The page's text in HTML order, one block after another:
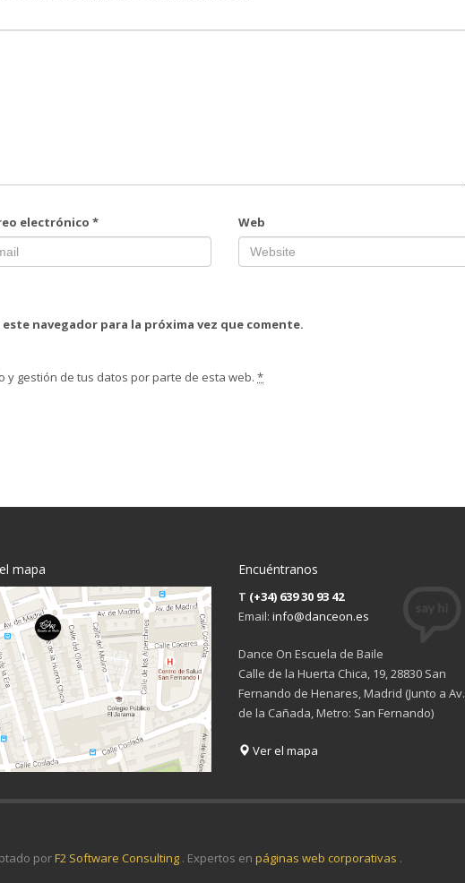
electrónico* Web
navegador para la próxima vez que comente.
gestión de tus datos por parte de esta web. *
mapa Encuéntranos
T (+34) 639 30 93 42
Email: info@danceon.es
Dance On Escuela de Baile
Calle de la Huerta Chica, 19, 28830 San
Fernando de Henares, Madrid (Junto a Av.
de la Cañada, Metro: San Fernando)
Ver el mapa
porF2 Software Consulting . Expertos en páginas web corporativas .